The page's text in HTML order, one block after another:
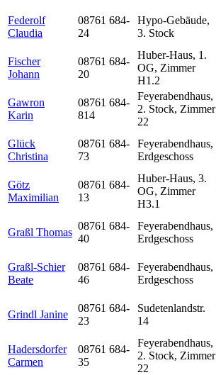
Federolf
Claudia
08761 684-
24
Hypo-Gebäude,
3. Stock
Fischer
Johann
08761 684-
20
Huber-Haus, 1.
OG, Zimmer
H1.2
Gawron
Karin
08761 684-
814
Feyerabendhaus,
2. Stock, Zimmer
22
Glück
Christina
08761 684-
73
Feyerabendhaus,
Erdgeschoss
Götz
Maximilian
08761 684-
13
Huber-Haus, 3.
OG, Zimmer
H3.1
Graßl Thomas
08761 684-
40
Feyerabendhaus,
Erdgeschoss
Graßl-Schier
Beate
08761 684-
46
Feyerabendhaus,
Erdgeschoss
Grindl Janine
08761 684-
23
Sudetenlandstr.
14
Hadersdorfer
Carmen
08761 684-
35
Feyerabendhaus,
2. Stock, Zimmer
22